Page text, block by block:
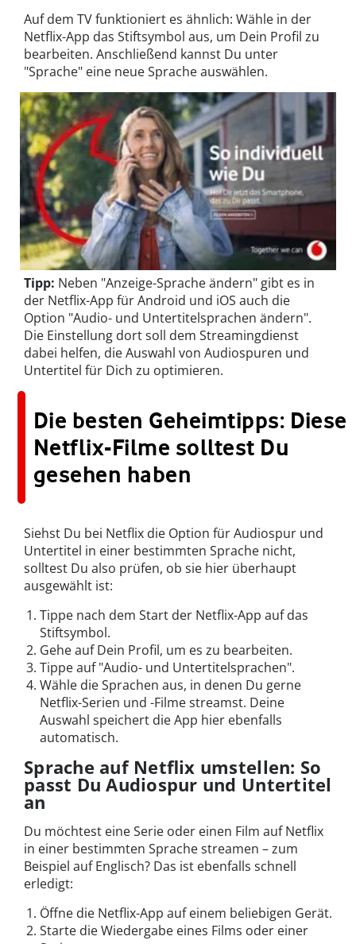
Auf dem TV funktioniert es ähnlich: Wähle in der
Netflix-App das Stiftsymbol aus, um Dein Profil zu
bearbeiten. Anschließend kannst Du unter
"Sprache" eine neue Sprache auswählen.
Tipp: Neben "Anzeige-Sprache ändern" gibt es in
der Netflix-App für Android und iOS auch die
Option "Audio- und Untertitelsprachen ändern".
Die Einstellung dort soll dem Streamingdienst
dabei helfen, die Auswahl von Audiospuren und
Untertitel für Dich zu optimieren.
Die besten Geheimtipps: Diese
Netflix-Filme solltest Du
gesehen haben
Siehst Du bei Netflix die Option für Audiospur und
Untertitel in einer bestimmten Sprache nicht,
solltest Du also prüfen, ob sie hier überhaupt
ausgewählt ist:
Tippe nach dem Start der Netflix-App auf das
Stiftsymbol.
Gehe auf Dein Profil, um es zu bearbeiten.
Tippe auf "Audio- und Untertitelsprachen".
Wähle die Sprachen aus, in denen Du gerne
Netflix-Serien und -Filme streamst. Deine
Auswahl speichert die App hier ebenfalls
automatisch.
Sprache auf Netflix umstellen: So
passt Du Audiospur und Untertitel
an
Du möchtest eine Serie oder einen Film auf Netflix
in einer bestimmten Sprache streamen – zum
Beispiel auf Englisch? Das ist ebenfalls schnell
erledigt:
Öffne die Netflix-App auf einem beliebigen Gerät.
Starte die Wiedergabe eines Films oder einer